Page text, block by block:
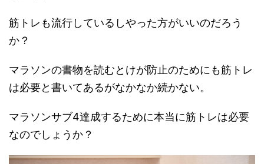
筋トレも流行しているしやった方がいいのだろう
か？
マラソンの書物を読むとけが防止のためにも筋トレ
は必要と書いてあるがなかなか続かない。
マラソンサブ4達成するために本当に筋トレは必要
なのでしょうか？